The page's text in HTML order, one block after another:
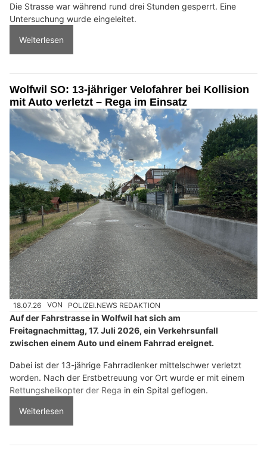
Die Strasse war während rund drei Stunden gesperrt. Eine
Untersuchung wurde eingeleitet.
Weiterlesen
Wolfwil SO: 13-jähriger Velofahrer bei Kollision
mit Auto verletzt – Rega im Einsatz
18.07.26 VON POLIZEI.NEWS REDAKTION
Auf der Fahrstrasse in Wolfwil hat sich am
Freitagnachmittag, 17. Juli 2026, ein Verkehrsunfall
zwischen einem Auto und einem Fahrrad ereignet.
Dabei ist der 13-jährige Fahrradlenker mittelschwer verletzt
worden. Nach der Erstbetreuung vor Ort wurde er mit einem
Rettungshelikopter der Rega in ein Spital geflogen.
Weiterlesen